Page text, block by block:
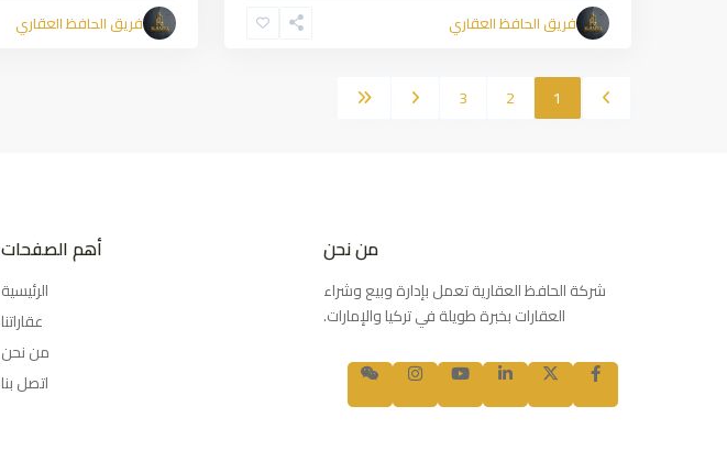
فريق الحافظ العقاري فريق الحافظ العقاري
1
2
3
من نحن
شركة الحافظ العقارية تعمل بإدارة وبيع وشراء
العقارات بخبرة طويلة في تركيا والإمارات.
أهم الصفحات
الرئيسية
عقاراتنا
من نحن
اتصل بنا